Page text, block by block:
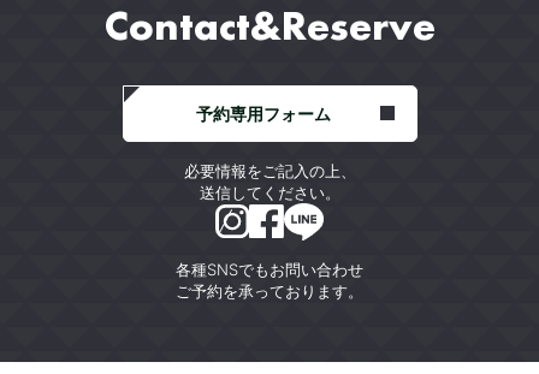
Contact&Reserve
各種SNSでもお問い合わせ
ご予約を承っております。
予約専用フォーム
必要情報をご記入の上、
送信してください。